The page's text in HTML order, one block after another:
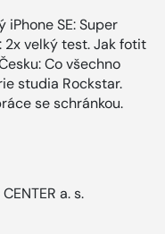
SE: Super
2x velký test. Jak fotit
Co všechno
studia Rockstar.
se schránkou.
a. s.